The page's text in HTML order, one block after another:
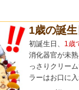
1歳の誕
初誕生日、 1歳
消化器官が未
っさりクリー
ラーはお口に